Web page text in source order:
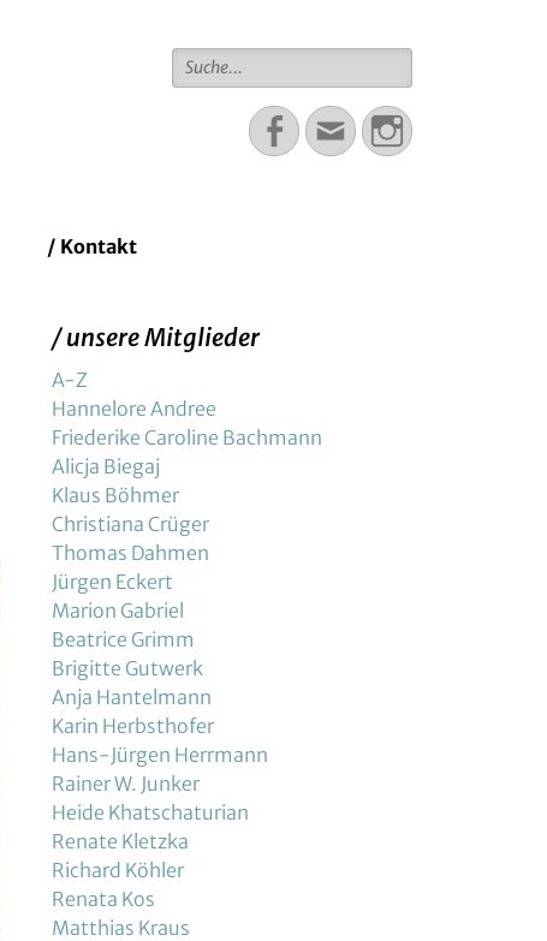
Suche
für:
Facebook
EmailInstagram
/ Kontakt
/ unsere Mitglieder
A-Z
Hannelore Andree
Friederike Caroline Bachmann
Alicja Biegaj
Klaus Böhmer
Christiana Crüger
Thomas Dahmen
Jürgen Eckert
Marion Gabriel
Beatrice Grimm
Brigitte Gutwerk
Anja Hantelmann
Karin Herbsthofer
Hans-Jürgen Herrmann
Rainer W. Junker
Heide Khatschaturian
Renate Kletzka
Richard Köhler
Renata Kos
Matthias Kraus